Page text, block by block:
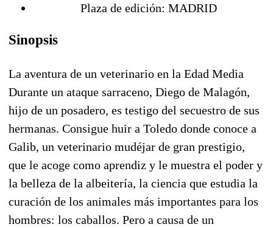
Plaza de edición: MADRID
Sinopsis
La aventura de un veterinario en la Edad Media
Durante un ataque sarraceno, Diego de Malagón,
hijo de un posadero, es testigo del secuestro de sus
hermanas. Consigue huir a Toledo donde conoce a
Galib, un veterinario mudéjar de gran prestigio,
que le acoge como aprendiz y le muestra el poder y
la belleza de la albeitería, la ciencia que estudia la
curación de los animales más importantes para los
hombres: los caballos. Pero a causa de un